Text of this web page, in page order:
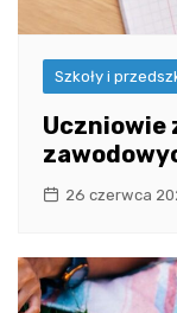
Szkoły i
Uczniowie
26 czerwca